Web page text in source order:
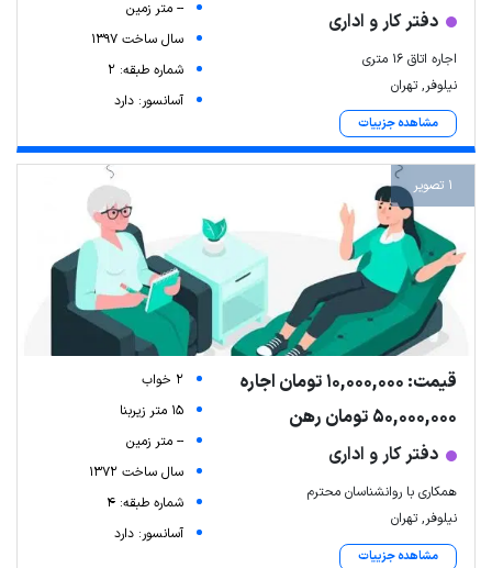
دفتر کار و اداری
اجاره اتاق 16 متری
نیلوفر, تهران
مشاهده جزییات
-- متر زمین
سال ساخت 1397
شماره طبقه: 2
آسانسور: دارد
1 تصویر
قیمت: 10,000,000 تومان اجاره
50,000,000 تومان رهن
دفتر کار و اداری
همکاری با روانشناسان محترم
نیلوفر, تهران
مشاهده جزییات
2 خواب
15 متر زیربنا
-- متر زمین
سال ساخت 1372
شماره طبقه: 4
آسانسور: دارد